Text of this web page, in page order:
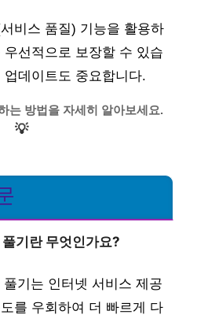
비스 품질) 기능을 활용하
선적으로 보장할 수 있습
데이트도 중요합니다.
는 방법을 자세히 알아보세요.
💡
기란 무엇인가요?
기는 인터넷 서비스 제공
를 우회하여 더 빠르게 다